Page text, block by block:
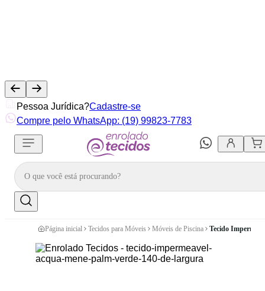
Pessoa Jurídica?Cadastre-se
Compre pelo WhatsApp: (19) 99823-7783
Página inicial Tecidos para Móveis Móveis de Piscina Tecido